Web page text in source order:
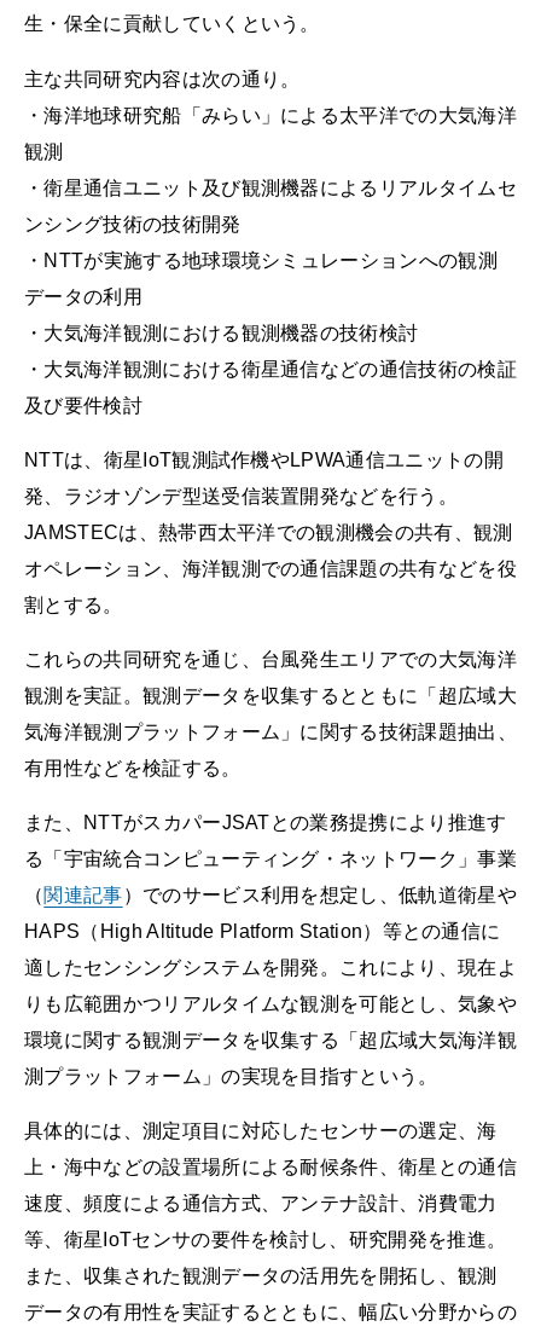
生・保全に貢献していくという。
主な共同研究内容は次の通り。
・海洋地球研究船「みらい」による太平洋での大気海洋
観測
・衛星通信ユニット及び観測機器によるリアルタイムセ
ンシング技術の技術開発
・NTTが実施する地球環境シミュレーションへの観測
データの利用
・大気海洋観測における観測機器の技術検討
・大気海洋観測における衛星通信などの通信技術の検証
及び要件検討
NTTは、衛星IoT観測試作機やLPWA通信ユニットの開
発、ラジオゾンデ型送受信装置開発などを行う。
JAMSTECは、熱帯西太平洋での観測機会の共有、観測
オペレーション、海洋観測での通信課題の共有などを役
割とする。
これらの共同研究を通じ、台風発生エリアでの大気海洋
観測を実証。観測データを収集するとともに「超広域大
気海洋観測プラットフォーム」に関する技術課題抽出、
有用性などを検証する。
また、NTTがスカパーJSATとの業務提携により推進す
る「宇宙統合コンピューティング・ネットワーク」事業
（関連記事）でのサービス利用を想定し、低軌道衛星や
HAPS（High Altitude Platform Station）等との通信に
適したセンシングシステムを開発。これにより、現在よ
りも広範囲かつリアルタイムな観測を可能とし、気象や
環境に関する観測データを収集する「超広域大気海洋観
測プラットフォーム」の実現を目指すという。
具体的には、測定項目に対応したセンサーの選定、海
上・海中などの設置場所による耐候条件、衛星との通信
速度、頻度による通信方式、アンテナ設計、消費電力
等、衛星IoTセンサの要件を検討し、研究開発を推進。
また、収集された観測データの活用先を開拓し、観測
データの有用性を実証するとともに、幅広い分野からの